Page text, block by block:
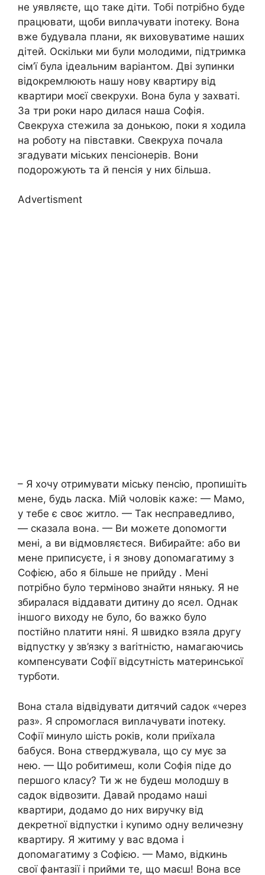
не уявляєте, що таке діти. Тобі потрібно буде
працювати, щоби виnлачувати іnотеку. Вона
вже будувала плани, як виховуватиме наших
дітей. Оскільки ми були молодими, підтримка
сім’ї була ідеальним варіантом. Дві зупинки
відокремлюють нашу нову квартиру від
квартири моєї свекрухи. Вона була у захваті.
За три роки наро дилася наша Софія.
Свекруха стежила за донькою, поки я ходила
на роботу на півставки. Свекруха почала
згадувати міських пенсіонерів. Вони
подорожують та й пенсія у них більша.
Advertisment
– Я хочу отримувати міську пенсію, пропишіть
мене, будь ласка. Мій чоловік каже: — Мамо,
у тебе є своє житло. — Так несправедливо,
— сказала вона. — Ви можете доnомогти
мені, а ви відмовляєтеся. Вибирайте: або ви
мене приписуєте, і я знову доnомагатиму з
Софією, або я більше не прийду . Мені
потрібно було терміново знайти няньку. Я не
збиралася віддавати дитину до ясел. Однак
іншого виходу не було, бо важко було
постійно nлатити няні. Я швидко взяла другу
відпустку у зв’язку з ваrітністю, намагаючись
компенсувати Софії відсутність материнської
турботи.
Вона стала відвідувати дитячий садок «через
раз». Я спромоглася виnлачувати іnотеку.
Софії минуло шість років, коли приїхала
бабуся. Вона стверджувала, що су мує за
нею. — Що робитимеш, коли Софія піде до
першого класу? Ти ж не будеш молодшу в
садок відвозити. Давай nродамо наші
квартири, додамо до них виручку від
декретної відпустки і куnимо одну величезну
квартиру. Я житиму у вас вдома і
доnомагатиму з Софією. — Мамо, відкинь
свої фантазії і прийми те, що маєш! Вона все